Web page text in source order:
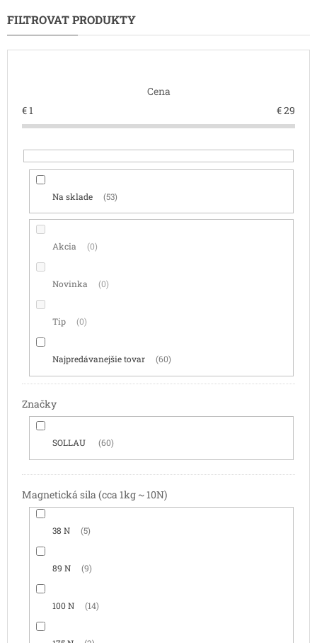
e
p
r
Cena
€1 €29
Na sklade 53
Akcia 0
Novinka 0
Tip 0
Najpredávanejšie tovar 60
Značky
SOLLAU 60
Magnetická sila (cca 1kg ~ 10N)
38 N 5
89 N 9
100 N 14